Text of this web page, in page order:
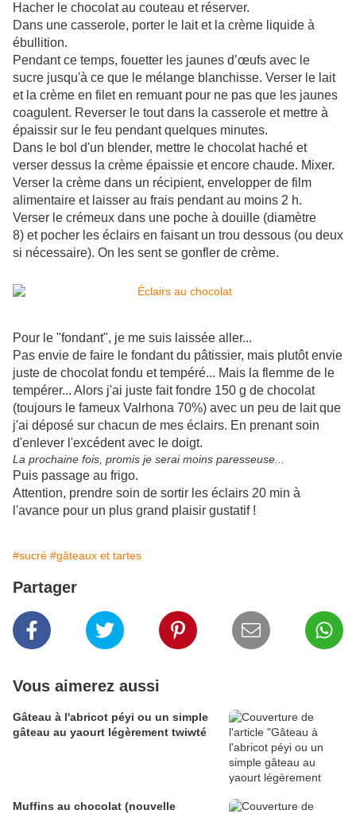
Hacher le chocolat au couteau et réserver.
Dans une casserole, porter le lait et la crème liquide à
ébullition.
Pendant ce temps, fouetter les jaunes d’œufs avec le
sucre jusqu'à ce que le mélange blanchisse. Verser le lait
et la crème en filet en remuant pour ne pas que les jaunes
coagulent. Reverser le tout dans la casserole et mettre à
épaissir sur le feu pendant quelques minutes.
Dans le bol d'un blender, mettre le chocolat haché et
verser dessus la crème épaissie et encore chaude. Mixer.
Verser la crème dans un récipient, envelopper de film
alimentaire et laisser au frais pendant au moins 2 h.
Verser le crémeux dans une poche à douille (diamètre
8) et pocher les éclairs en faisant un trou dessous (ou deux
si nécessaire). On les sent se gonfler de crème.
Pour le "fondant", je me suis laissée aller...
Pas envie de faire le fondant du pâtissier, mais plutôt envie
juste de chocolat fondu et tempéré... Mais la flemme de le
tempérer... Alors j'ai juste fait fondre 150 g de chocolat
(toujours le fameux Valrhona 70%) avec un peu de lait que
j'ai déposé sur chacun de mes éclairs. En prenant soin
d'enlever l'excédent avec le doigt.
La prochaine fois, promis je serai moins paresseuse...
Puis passage au frigo.
Attention, prendre soin de sortir les éclairs 20 min à
l'avance pour un plus grand plaisir gustatif !
#sucré #gâteaux et tartes
Partager
Vous aimerez aussi
Gâteau à l'abricot péyi ou un simple
gâteau au yaourt légèrement twiwté
Muffins au chocolat (nouvelle